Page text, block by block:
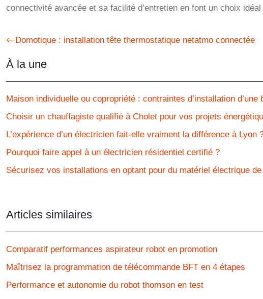
connectivité avancée et sa facilité d’entretien en font un choix
Domotique : installation tête thermostatique netatmo connectée
À la une
Maison individuelle ou copropriété : contraintes d’installation d’une
Choisir un chauffagiste qualifié à Cholet pour vos projets
L’expérience d’un électricien fait-elle vraiment la différence à Lyon
Pourquoi faire appel à un électricien résidentiel certifié ?
Sécurisez vos installations en optant pour du matériel électrique
Articles similaires
Comparatif performances aspirateur robot en promotion
Maîtrisez la programmation de télécommande BFT en 4 étapes
Performance et autonomie du robot thomson en test